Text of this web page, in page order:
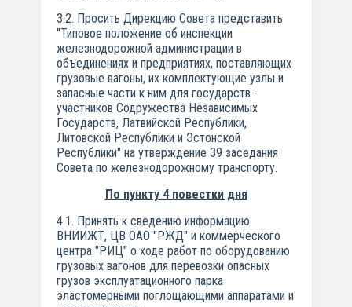
3.2. Просить Дирекцию Совета представить
"Типовое положение об инспекции
железнодорожной администрации в
объединениях и предприятиях, поставляющих
грузовые вагоны, их комплектующие узлы и
запасные части к ним для государств -
участников Содружества Независимых
Государств, Латвийской Республики,
Литовской Республики и Эстонской
Республики" на утверждение 39 заседания
Совета по железнодорожному транспорту.
По пункту 4 повестки дня
4.1. Принять к сведению информацию
ВНИИЖТ, ЦВ ОАО "РЖД" и коммерческого
центра "РИЦ" о ходе работ по оборудованию
грузовых вагонов для перевозки опасных
грузов эксплуатационного парка
эластомерными поглощающими аппаратами и